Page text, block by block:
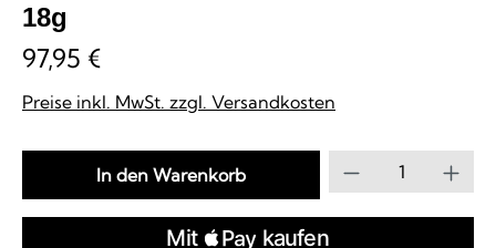
18g
97,95 €
Preise inkl. MwSt. zzgl. Versandkosten
Produkt
In den Warenkorb